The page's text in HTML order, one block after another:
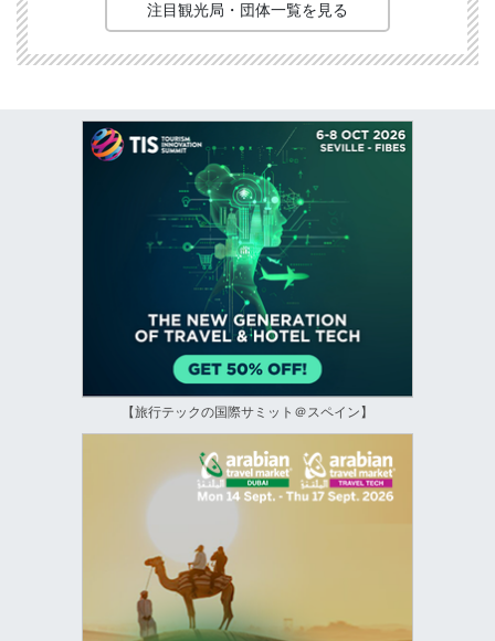
注目観光局・団体一覧を見る
【旅行テックの国際サミット＠スペイン】